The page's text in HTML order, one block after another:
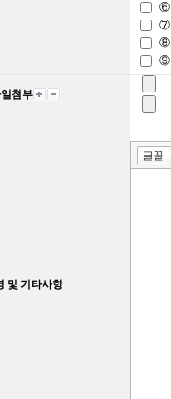
⑥
⑦
⑧
⑨
일첨부
및 기타사항